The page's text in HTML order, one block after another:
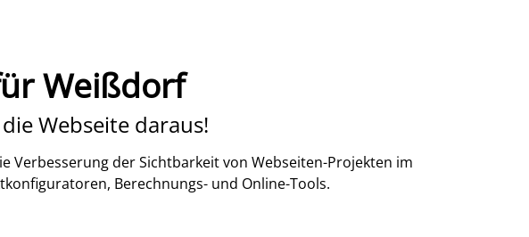
Weißdorf
Webseite daraus!
Verbesserung der Sichtbarkeit von Webseiten-Projekten im
Berechnungs- und Online-Tools.